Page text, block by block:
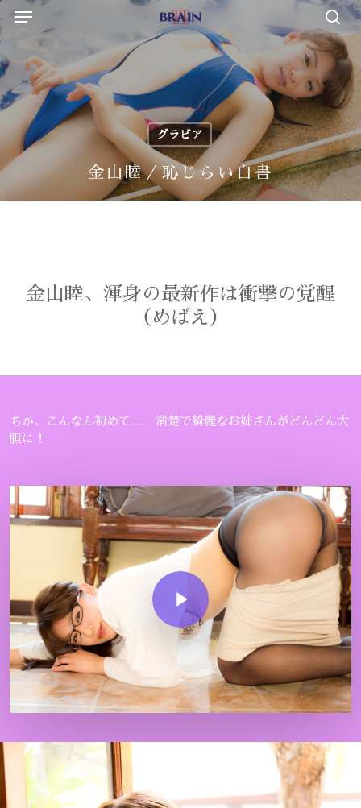
Skip
content
Menu
グラビア
金山睦／恥じらい白書
金山睦、渾身の最新作は衝撃の覚醒
（めばえ）
ちか、こんなん初めて… 清楚で綺麗なお姉さんがどんどん大
胆に！
Play Video